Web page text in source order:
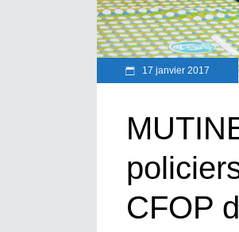
17 janvier 2017
CFOP